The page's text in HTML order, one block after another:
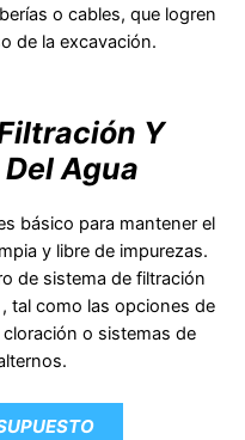
o cables, que logren
de la excavación.
Y
Agua
básico para mantener el
y libre de impurezas.
de sistema de filtración
tal como las opciones de
o sistemas de